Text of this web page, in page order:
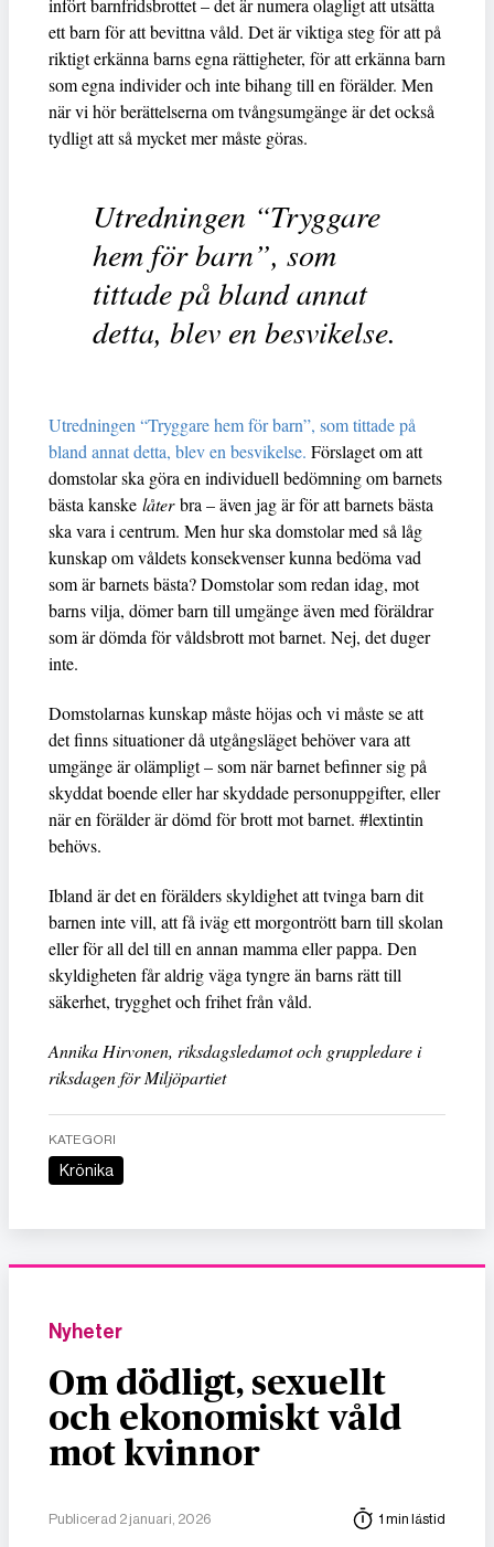
infört barnfridsbrottet – det är numera olagligt att utsätta
ett barn för att bevittna våld. Det är viktiga steg för att på
riktigt erkänna barns egna rättigheter, för att erkänna barn
som egna individer och inte bihang till en förälder. Men
när vi hör berättelserna om tvångsumgänge är det också
tydligt att så mycket mer måste göras.
Utredningen “Tryggare
hem för barn”, som
tittade på bland annat
detta, blev en besvikelse.
Utredningen “Tryggare hem för barn”, som tittade på
bland annat detta, blev en besvikelse. Förslaget om att
domstolar ska göra en individuell bedömning om barnets
bästa kanske låterbra – även jag är för att barnets bästa
ska vara i centrum. Men hur ska domstolar med så låg
kunskap om våldets konsekvenser kunna bedöma vad
som är barnets bästa? Domstolar som redan idag, mot
barns vilja, dömer barn till umgänge även med föräldrar
som är dömda för våldsbrott mot barnet. Nej, det duger
inte.
Domstolarnas kunskap måste höjas och vi måste se att
det finns situationer då utgångsläget behöver vara att
umgänge är olämpligt – som när barnet befinner sig på
skyddat boende eller har skyddade personuppgifter, eller
när en förälder är dömd för brott mot barnet. #lextintin
behövs.
Ibland är det en förälders skyldighet att tvinga barn dit
barnen inte vill, att få iväg ett morgontrött barn till skolan
eller för all del till en annan mamma eller pappa. Den
skyldigheten får aldrig väga tyngre än barns rätt till
säkerhet, trygghet och frihet från våld.
Annika Hirvonen, riksdagsledamot och gruppledare i
riksdagen för Miljöpartiet
KATEGORI
Krönika
Nyheter
Om dödligt, sexuellt
och ekonomiskt våld
mot kvinnor
Publicerad 2 januari, 2026 1 min lästid